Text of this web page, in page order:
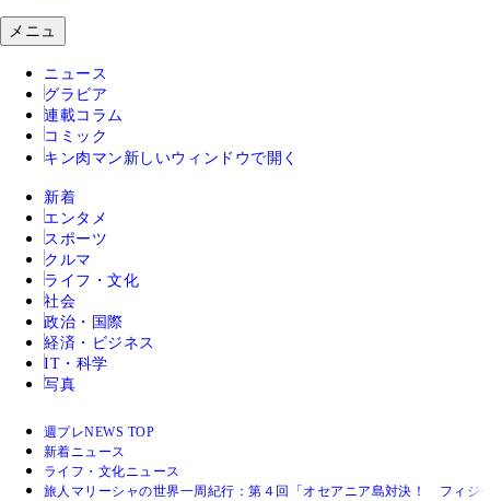
メニュ
ニュース
グラビア
連載コラム
コミック
キン肉マン 新しいウィンドウで開く
新着
エンタメ
スポーツ
クルマ
ライフ・文化
社会
政治・国際
経済・ビジネス
IT・科学
写真
週プレNEWS TOP
新着ニュース
ライフ・文化ニュース
旅人マリーシャの世界一周紀行：第４回「オセアニア島対決！ フィジ